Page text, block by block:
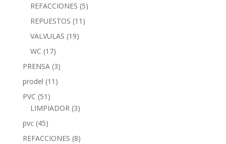
REFACCIONES (5)
REPUESTOS (11)
VALVULAS (19)
WC (17)
PRENSA (3)
prodel (11)
PVC (51)
LIMPIADOR (3)
pvc (45)
REFACCIONES (8)